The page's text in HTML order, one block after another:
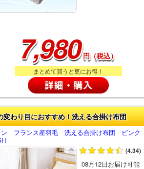
7,980 円（税込）
まとめて買うと更にお得！
変わり目におすすめ！洗える合掛け布団
ン フランス産羽毛 洗える合掛け布団 ピン
(4.34)
08月12日お届け可能